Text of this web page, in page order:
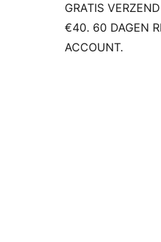
GRATIS
€40. 60 DAGEN
ACCOUNT.